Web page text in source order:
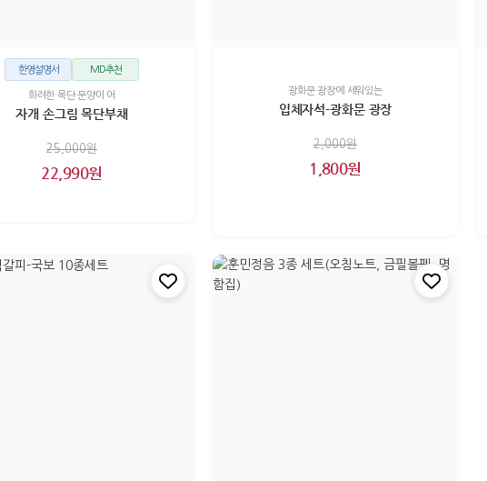
한영설명서 MD추천
화려한 목단 문양이 어
자개 손그림 목단부채
25,000원
22,990원
광화문 광장에 세워있는
입체자석-광화문 광장
2,000원
1,800원